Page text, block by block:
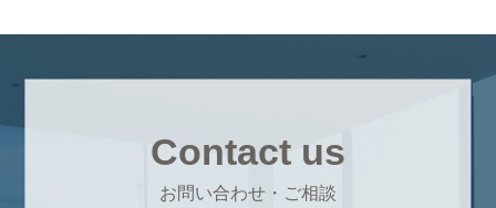
Contact us
お問い合わせ・ご相談